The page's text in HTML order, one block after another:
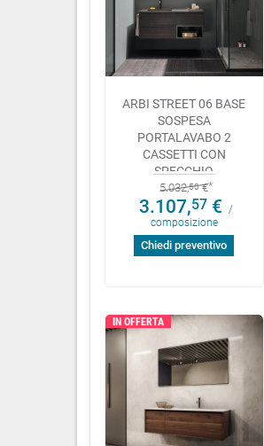
ARBI STREET 06 BASE
SOSPESA
PORTALAVABO 2
CASSETTI CON
SPECCHIO
5.032,50€
3.107,57€ /
composizione
Chiedi preventivo
IN OFFERTA